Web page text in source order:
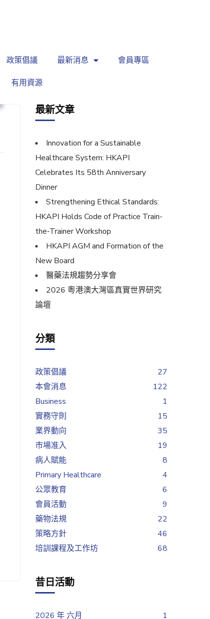
政策倡議 最新消息 會員專區
有用資源
最新文章
Innovation for a Sustainable
Healthcare System: HKAPI
Celebrates Its 58th Anniversary
Dinner
Strengthening Ethical Standards:
HKAPI Holds Code of Practice Train-
the-Trainer Workshop
HKAPI AGM and Formation of the
New Board
醫藥法規趨勢分享會
2026 粵港澳大灣區真實世界研究
論壇
分類
政策倡議
27
本會消息
122
Business
1
實務守則
15
業界動向
35
市場准入
19
病人賦能
8
Primary Healthcare
4
公眾教育
6
會員活動
9
藥物法規
22
策略方針
46
培訓課程及工作坊
68
昔日活動
2026 年 六月
1